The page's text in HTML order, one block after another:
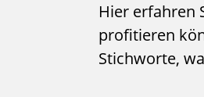
Hier erfahren
profitieren
Stichworte,